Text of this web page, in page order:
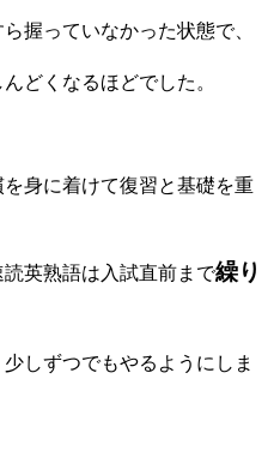
握っていなかった状態で、
どくなるほどでした。
身に着けて復習と基礎を重
読英熟語は入試直前まで繰り
しずつでもやるようにしま